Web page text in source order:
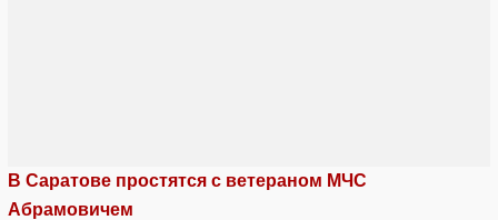
В Саратове простятся с ветераном МЧС
Абрамовичем